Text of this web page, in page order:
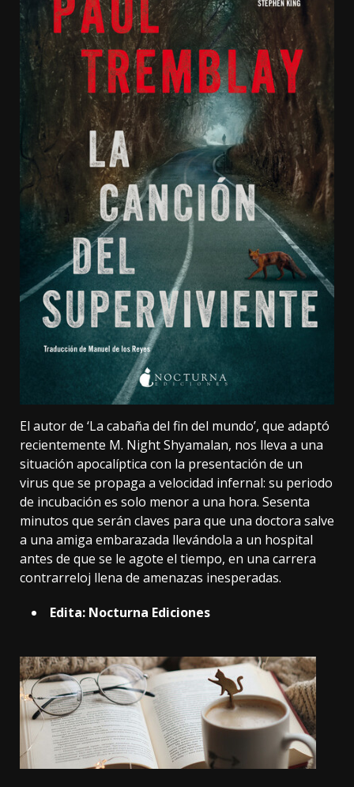
El autor de ‘La cabaña del fin del mundo’, que adaptó
recientemente M. Night Shyamalan, nos lleva a una
situación apocalíptica con la presentación de un
virus que se propaga a velocidad infernal: su periodo
de incubación es solo menor a una hora. Sesenta
minutos que serán claves para que una doctora salve
a una amiga embarazada llevándola a un hospital
antes de que se le agote el tiempo, en una carrera
contrarreloj llena de amenazas inesperadas.
Edita: Nocturna Ediciones